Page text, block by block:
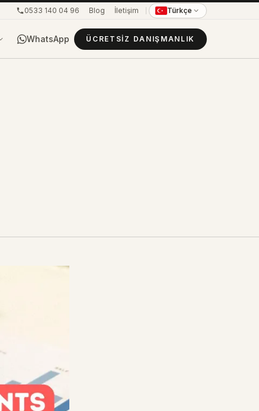
0533 140 04 96 Blog İletişim Türkçe
WhatsApp ÜCRETSIZ DANIŞMANLIK